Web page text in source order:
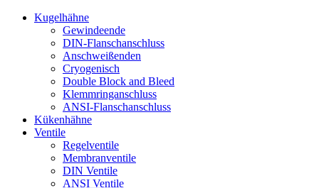
Kugelhähne
Gewindeende
DIN-Flanschanschluss
Anschweißenden
Cryogenisch
Double Block and Bleed
Klemmringanschluss
ANSI-Flanschanschluss
Kükenhähne
Ventile
Regelventile
Membranventile
DIN Ventile
ANSI Ventile